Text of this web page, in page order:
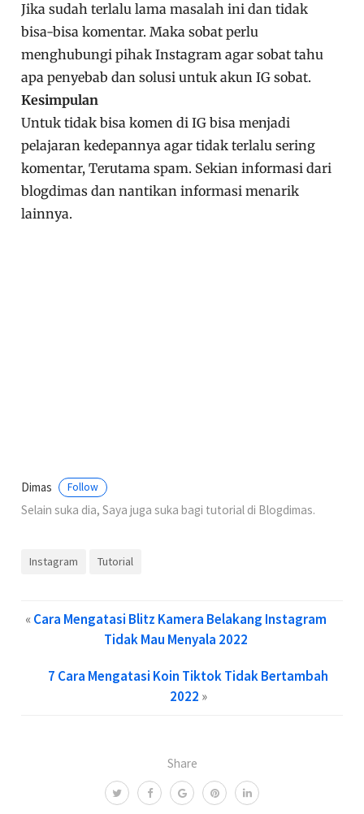
Share
Jika sudah terlalu lama masalah ini dan tidak
bisa-bisa komentar. Maka sobat perlu
menghubungi pihak Instagram agar sobat tahu
apa penyebab dan solusi untuk akun IG sobat.
Kesimpulan
Untuk tidak bisa komen di IG bisa menjadi
pelajaran kedepannya agar tidak terlalu sering
komentar, Terutama spam. Sekian informasi dari
blogdimas dan nantikan informasi menarik
lainnya.
Dimas Follow
Selain suka dia, Saya juga suka bagi tutorial di Blogdimas.
Instagram Tutorial
«Cara Mengatasi Blitz Kamera Belakang Instagram
Tidak Mau Menyala 2022
7 Cara Mengatasi Koin Tiktok Tidak Bertambah
2022 »